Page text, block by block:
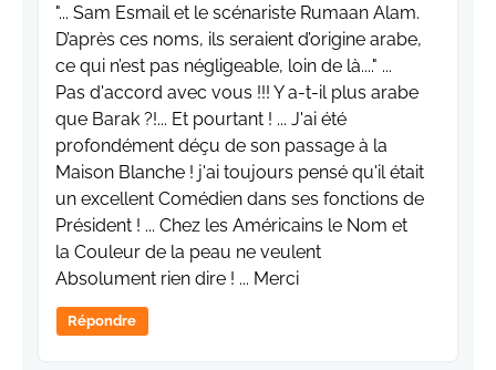
"... Sam Esmail et le scénariste Rumaan Alam.
D’après ces noms, ils seraient d’origine arabe,
ce qui n’est pas négligeable, loin de là...." ...
Pas d'accord avec vous !!! Y a-t-il plus arabe
que Barak ?!... Et pourtant ! ... J'ai été
profondément déçu de son passage à la
Maison Blanche ! j'ai toujours pensé qu'il était
un excellent Comédien dans ses fonctions de
Président ! ... Chez les Américains le Nom et
la Couleur de la peau ne veulent
Absolument rien dire ! ... Merci
Répondre